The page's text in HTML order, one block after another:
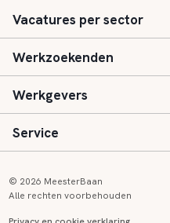
Vacatures per sector
Basisonderwijs
Speciaal (basis) onderwijs
Voortgezet onderwijs
Werkzoekenden
Aanmelden
Vacatures
Werkgevers
Inloggen
Service
© 2026 MeesterBaan
Alle rechten voorbehouden